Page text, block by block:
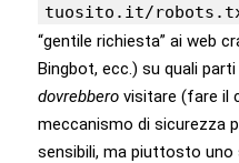
tuosito.it/
“gentile richiesta” ai web
Bingbot, ecc.) su quali
dovrebbero visitare (fare il
meccanismo di sicurezza
sensibili, ma piuttosto